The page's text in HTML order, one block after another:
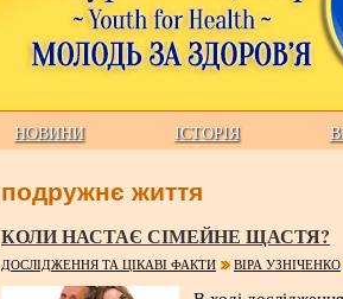
НОВИНИ ІСТОРІЯ
подружнє життя
КОЛИ НАСТАЄ СІМЕЙНЕ ЩАСТЯ?
ДОСЛІДЖЕННЯ ТА ЦІКАВІ ФАКТИ ВІРА УЗНІЧЕНКО